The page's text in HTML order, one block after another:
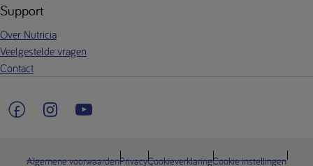
Support
Over Nutricia
Veelgestelde vragen
Contact
Algemene voorwaardenPrivacyCookieverklaringCookie instellingen